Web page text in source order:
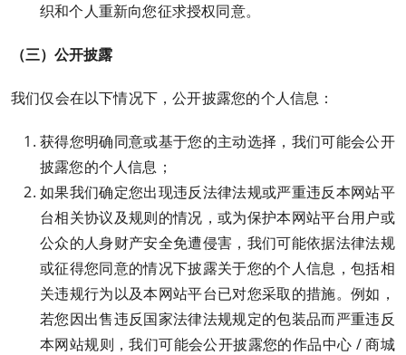
织和个人重新向您征求授权同意。
（三）公开披露
我们仅会在以下情况下，公开披露您的个人信息：
获得您明确同意或基于您的主动选择，我们可能会公开
披露您的个人信息；
如果我们确定您出现违反法律法规或严重违反本网站平
台相关协议及规则的情况，或为保护本网站平台用户或
公众的人身财产安全免遭侵害，我们可能依据法律法规
或征得您同意的情况下披露关于您的个人信息，包括相
关违规行为以及本网站平台已对您采取的措施。例如，
若您因出售违反国家法律法规规定的包装品而严重违反
本网站规则，我们可能会公开披露您的作品中心 / 商城